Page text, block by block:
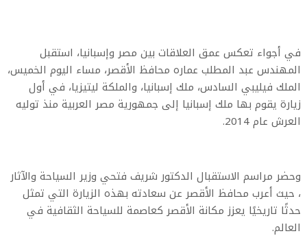
في أجواء تعكس عمق العلاقات بين مصر وإسبانيا، استقبل
المهندس عبد المطلب عماره محافظ الأقصر، مساء اليوم الخميس،
الملك فيليبي السادس، ملك إسبانيا، والملكة ليتيزيا، في أول
زيارة يقوم بها ملك إسبانيا إلى جمهورية مصر العربية منذ توليه
العرش عام 2014.
وحضر مراسم الاستقبال الدكتور شريف فتحي وزير السياحة والآثار
، حيث أعرب محافظ الأقصر عن سعادته بهذه الزيارة التي تمثل
حدثًا تاريخيًا يعزز مكانة الأقصر كعاصمة للسياحة الثقافية في
العالم.